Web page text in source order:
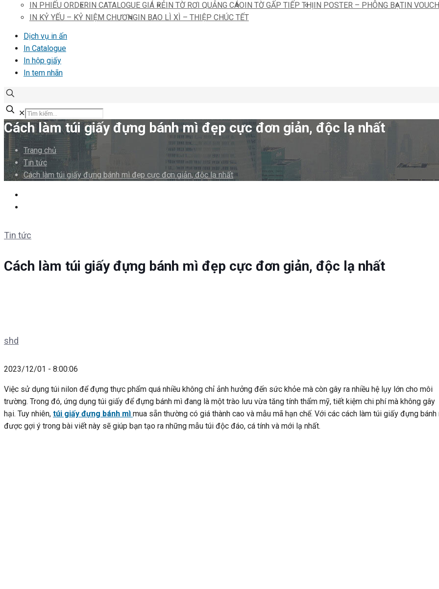
IN PHIẾU ORDERIN CATALOGUE GIÁ RẺIN TỜ RƠI QUẢNG CÁOIN TỜ GẤP TIẾP THỊIN POSTER – PHÔNG BẠTIN
IN KỶ YẾU – KỶ NIỆM CHƯƠNGIN BAO LÌ XÌ – THIỆP CHÚC TẾT
Dịch vụ in ấn
In Catalogue
In hộp giấy
In tem nhãn
✕
Cách làm túi giấy đựng bánh mì đẹp cực đơn giản, độc lạ nhất
Trang chủ
Tin tức
Cách làm túi giấy đựng bánh mì đẹp cực đơn giản, độc lạ nhất
Tin tức
Cách làm túi giấy đựng bánh mì đẹp cực đơn giản, độc lạ nhất
shd
2023/12/01 - 8:00:06
Việc sử dụng túi nilon để đựng thực phẩm quá nhiều không chỉ ảnh hưởng đến sức khỏe mà còn gây ra nhiều hệ lụy lớn cho môi
trường. Trong đó, ứng dụng túi giấy để đựng bánh mì đang là một trào lưu vừa tăng tính thẩm mỹ, tiết kiệm chi phí mà không gây
hại. Tuy nhiên, túi giấy đựng bánh mì mua sẵn thường có giá thành cao và mẫu mã hạn chế. Với các cách làm túi giấy đựng bánh
được gợi ý trong bài viết này sẽ giúp bạn tạo ra những mẫu túi độc đáo, cá tính và mới lạ nhất.